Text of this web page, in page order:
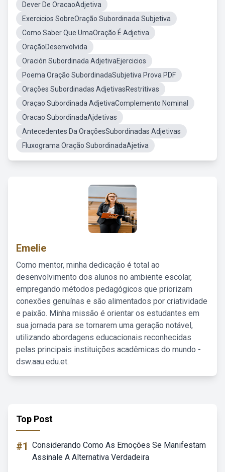
Dever De OracaoAdjetiva
Exercicios SobreOração Subordinada Subjetiva
Como Saber Que UmaOração É Adjetiva
OraçãoDesenvolvida
Oración Subordinada AdjetivaEjercicios
Poema Oração SubordinadaSubjetiva Prova PDF
Orações Subordinadas AdjetivasRestritivas
Oraçao Subordinada AdjetivaComplemento Nominal
Oracao SubordinadaAjdetivas
Antecedentes Da OraçõesSubordinadas Adjetivas
Fluxograma Oração SubordinadaAjetiva
Emelie
Como mentor, minha dedicação é total ao
desenvolvimento dos alunos no ambiente escolar,
empregando métodos pedagógicos que priorizam
conexões genuínas e são alimentados por criatividade
e paixão. Minha missão é orientar os estudantes em
sua jornada para se tornarem uma geração notável,
utilizando abordagens educacionais reconhecidas
pelas principais instituições acadêmicas do mundo -
dsw.aau.edu.et.
Top Post
#1 Considerando Como As Emoções Se Manifestam
Assinale A Alternativa Verdadeira